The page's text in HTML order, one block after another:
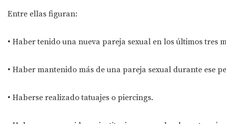
Entre ellas figuran:
• Haber tenido una nueva pareja sexual en los últimos tres
• Haber mantenido más de una pareja sexual durante ese
• Haberse realizado tatuajes o piercings.